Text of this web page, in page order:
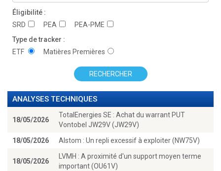
Éligibilité :
SRD
PEA
PEA-PME
Type de tracker :
ETF
Matières Premières
RECHERCHER
ANALYSES TECHNIQUES
18/05/2026
TotalEnergies SE : Achat du warrant PUT
Vontobel JW29V (JW29V)
18/05/2026
Alstom : Un repli excessif à exploiter (NW75V)
18/05/2026
LVMH : A proximité d'un support moyen terme
important (OU61V)